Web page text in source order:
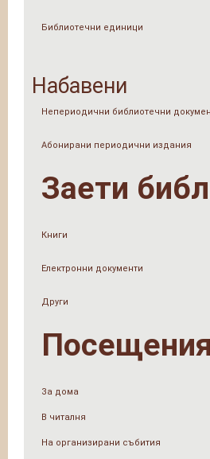
Библиотечни единици
Набавени
Непериодични библиотечни
Абонирани периодични издания
Заети
Книги
Електронни документи
Други
Посещения
За дома
В читалня
На организирани събития